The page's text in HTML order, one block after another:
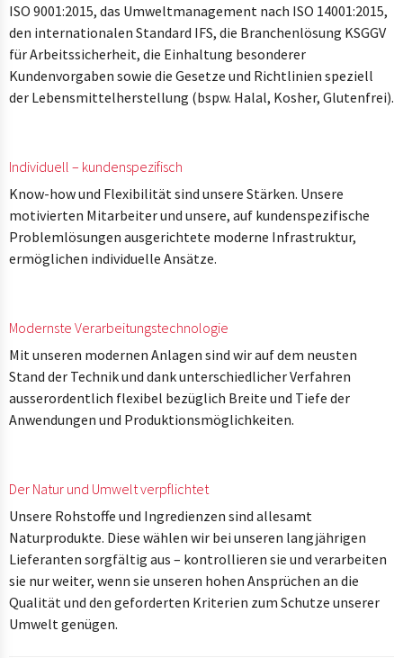
ISO 9001:2015, das Umweltmanagement nach ISO 14001:2015,
den internationalen Standard IFS, die Branchenlösung KSGGV
für Arbeitssicherheit, die Einhaltung besonderer
Kundenvorgaben sowie die Gesetze und Richtlinien speziell
der Lebensmittelherstellung (bspw. Halal, Kosher, Glutenfrei).
Individuell – kundenspezifisch
Know-how und Flexibilität sind unsere Stärken. Unsere
motivierten Mitarbeiter und unsere, auf kundenspezifische
Problemlösungen ausgerichtete moderne Infrastruktur,
ermöglichen individuelle Ansätze.
Modernste Verarbeitungstechnologie
Mit unseren modernen Anlagen sind wir auf dem neusten
Stand der Technik und dank unterschiedlicher Verfahren
ausserordentlich flexibel bezüglich Breite und Tiefe der
Anwendungen und Produktionsmöglichkeiten.
Der Natur und Umwelt verpflichtet
Unsere Rohstoffe und Ingredienzen sind allesamt
Naturprodukte. Diese wählen wir bei unseren langjährigen
Lieferanten sorgfältig aus – kontrollieren sie und verarbeiten
sie nur weiter, wenn sie unseren hohen Ansprüchen an die
Qualität und den geforderten Kriterien zum Schutze unserer
Umwelt genügen.